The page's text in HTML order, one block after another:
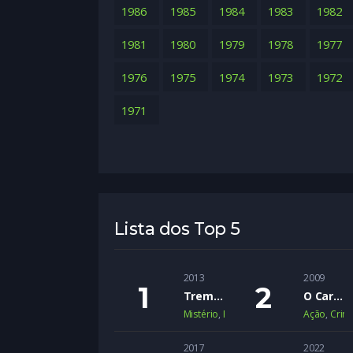
1986 1985 1984 1983 1982
1981 1980 1979 1978 1977
1976 1975 1974 1973 1972
1971
Lista dos Top 5
2013
Trem Noturno para Lisboa
Mistério, Romance Suspense
2009
O Cartel
Ação, Crime
2017 2022